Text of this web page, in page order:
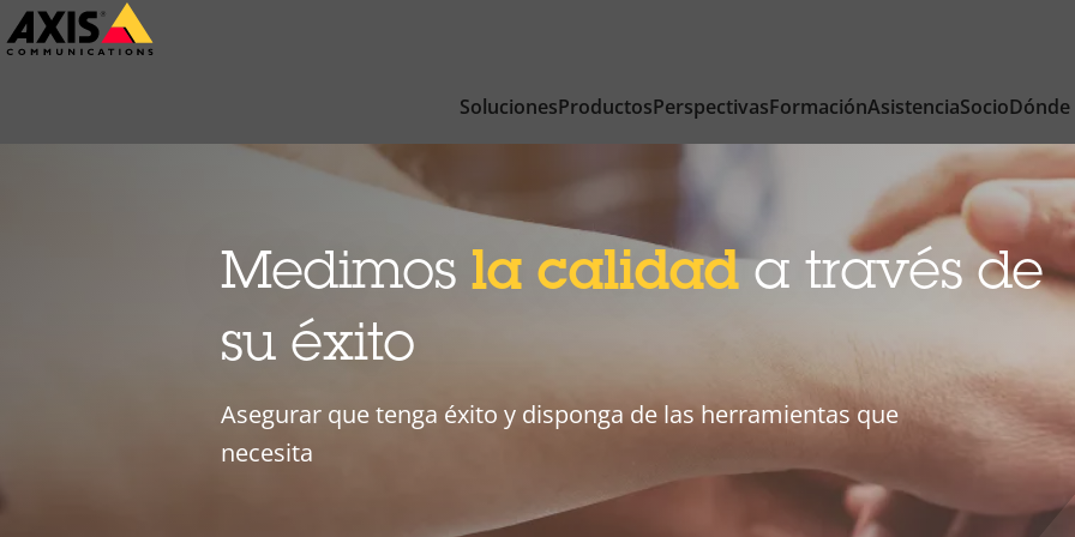
Saltar
al
SolucionesProductosPerspectivasFormaciónAsistenciaSocio
Medimos la calidada través de
su éxito
Asegurar que tenga éxito y disponga de las herramientas que
necesita